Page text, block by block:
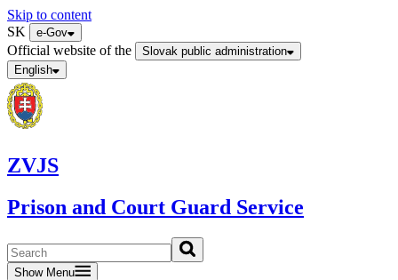
Skip to content
SK
e-Gov
Official website of the
Slovak public administration
English
ZVJS
Prison and Court Guard Service
Show Menu